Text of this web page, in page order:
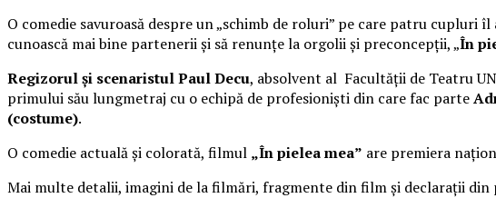
O comedie savuroasă despre un „schimb de roluri” pe care patru
cunoască mai bine partenerii și să renunțe la orgolii și preconcepții, „În
Regizorul și scenaristul Paul Decu, absolvent al Facultății de Teatru
primului său lungmetraj cu o echipă de profesioniști din care fac parte
(costume).
O comedie actuală și colorată, filmul „În pielea mea” are premiera
Mai multe detalii, imagini de la filmări, fragmente din film și declarații